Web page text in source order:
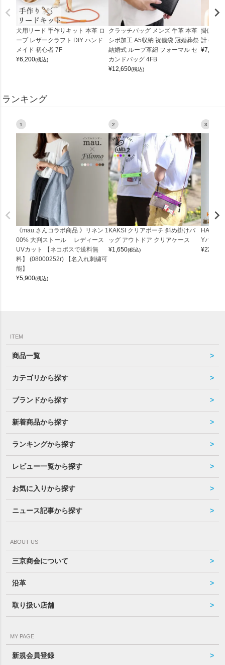
犬用リード 手作りキット 本革 ロ
ープ レザークラフト DIY ハンド
メイド 初心者 7F
¥6,200(税込)
クラッチバッグ メンズ 牛革 本革
シボ加工 A5収納 祝儀袋 冠婚葬祭
結婚式 ループ革紐 フォーマル セ
カンドバッグ 4FB
¥12,650(税込)
掛け時
計
¥7,150
ランキング
1
《mau.さんコラボ商品 》リネン 1
00% 大判ストール レディース
UVカット 【ネコポスで送料無
料】 (08000252r) 【名入れ刺繍可
能】
¥5,900(税込)
2
KAKSI クリアポーチ 斜め掛けバ
ッグ アウトドア クリアケース
¥1,650(税込)
3
Yバッグ
¥22,000
ITEM
商品一覧
カテゴリから探す
ブランドから探す
新着商品から探す
ランキングから探す
レビュー一覧から探す
お気に入りから探す
ニュース記事から探す
ABOUT US
三京商会について
沿革
取り扱い店舗
MY PAGE
新規会員登録